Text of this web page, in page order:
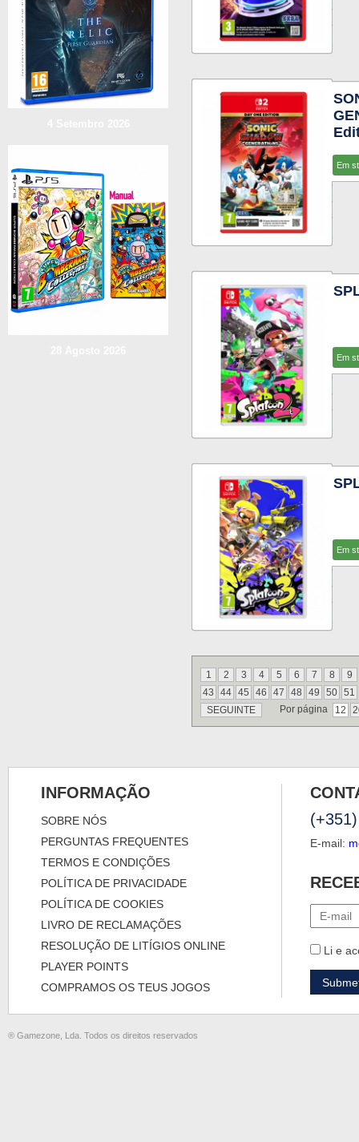
Em
Em
Em
1 2 3 4 5 6 7 8
9
43
44 45 46 47 48 49 50 51
SEGUINTE
Por página 12
INFORMAÇÃO
SOBRE NÓS
PERGUNTAS FREQUENTES
TERMOS E CONDIÇÕES
POLÍTICA DE PRIVACIDADE
POLÍTICA DE COOKIES
LIVRO DE RECLAMAÇÕES
RESOLUÇÃO DE LITÍGIOS ONLINE
PLAYER POINTS
COMPRAMOS OS TEUS JOGOS
E-mail:
Li e
® Gamezone, Lda. Todos os direitos reservados